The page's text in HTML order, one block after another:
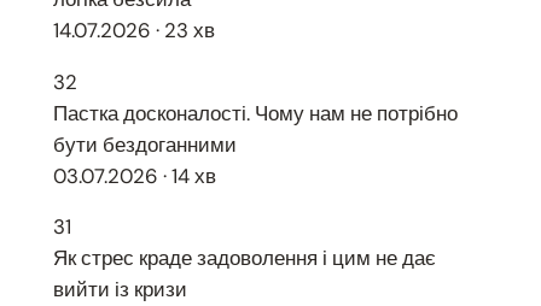
14.07.2026 · 23 хв
32
Пастка досконалості. Чому нам не потрібно
бути бездоганними
03.07.2026 · 14 хв
31
Як стрес краде задоволення і цим не дає
вийти із кризи